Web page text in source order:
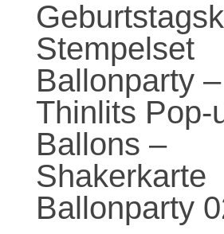
Stempelset
Ballonparty –
Thinlits Pop-
Ballons –
Shakerkarte
Ballonparty